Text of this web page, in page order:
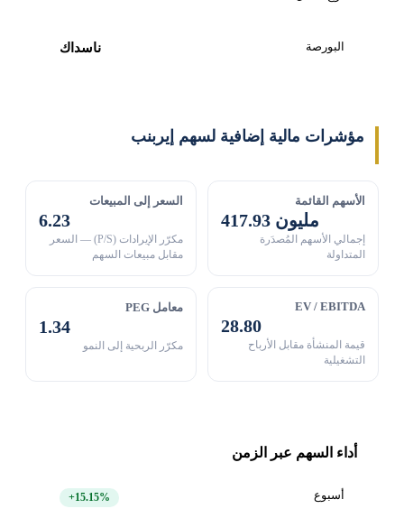
البورصة ناسداك
مؤشرات مالية إضافية لسهم إيربنب
الأسهم القائمة
417.93 مليون
إجمالي الأسهم المُصدَرة
المتداولة
السعر إلى المبيعات
6.23
مكرّر الإيرادات (P/S) — السعر
مقابل مبيعات السهم
EV / EBITDA
28.80
قيمة المنشأة مقابل الأرباح
التشغيلية
معامل PEG
1.34
مكرّر الربحية إلى النمو
أداء السهم عبر الزمن
أسبوع +15.15%